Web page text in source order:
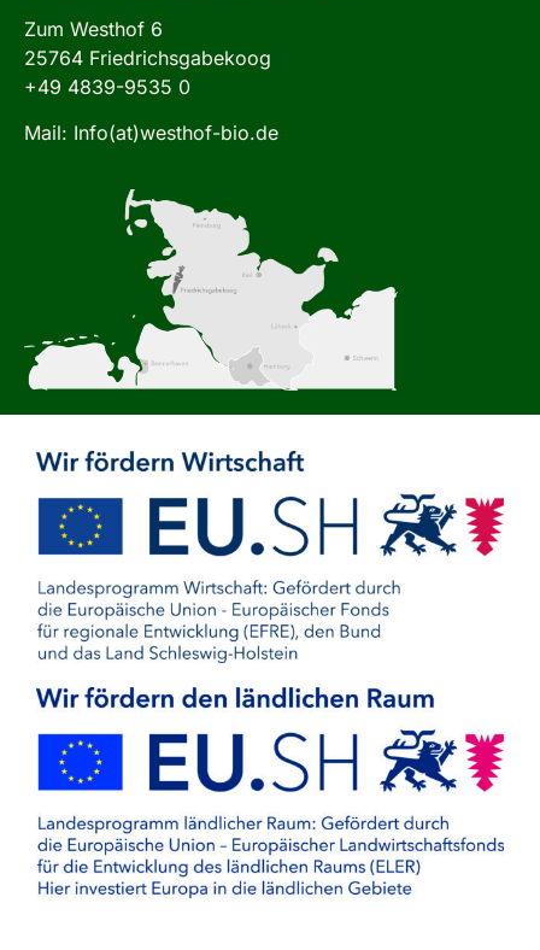
Zum Westhof 6
25764 Friedrichsgabekoog
+49 4839-9535 0
Mail: Info(at)westhof-bio.de